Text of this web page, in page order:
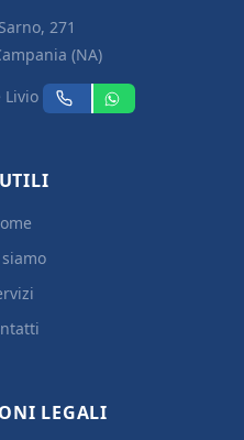
271
(NA)
Livio
LEGALI